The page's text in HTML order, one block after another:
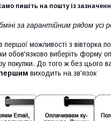
пишіть на пошту із
за гарантійним рядом
можливості з вівторка
обов'язково виберіть форму
покупки. До того ж без цього
виходить на зв'язок